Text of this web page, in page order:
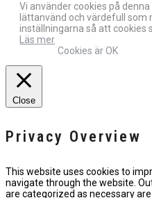
Vi använder cookies på
lättanvänd och värdefull som
inställningarna så att cookies
Läs mer
Cookies är OK
Close
Privacy Overview
This website uses cookies to
navigate through the website.
are categorized as necessary